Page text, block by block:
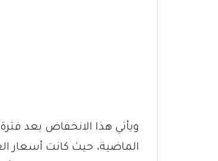
ويأتي هذا الانخفاض بعد
الماضية، حيث كانت أسعار